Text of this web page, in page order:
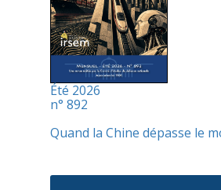
Été 2026
n° 892
Quand la Chine dépasse le